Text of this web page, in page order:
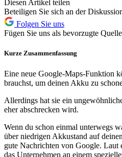
Diesen Artikel teilen
Beteiligen Sie sich an der
Folgen Sie uns
Fügen Sie uns als bevorzugte
Kurze Zusammenfassung
Eine neue Google-Maps-Funktion
brauchst, um deinen Akku zu
Allerdings hat sie ein
eher abschrecken wird.
Wenn du schon einmal unterwegs
über niedrigen Akkustand auf
gute Nachrichten von Google. Laut
das Unternehmen an einem